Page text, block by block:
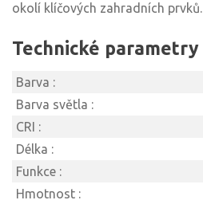
okolí klíčových zahradních prvků.
Technické parametry
Barva :
Barva světla :
CRI :
Délka :
Funkce :
Hmotnost :